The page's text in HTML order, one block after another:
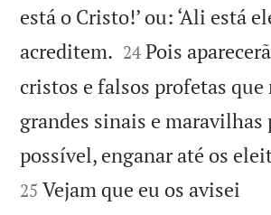
está o Cristo!’ ou: ‘Ali está
acreditem. 

24 Pois
cristos e falsos profetas
grandes sinais e maravilhas
possível, enganar até os
25 Vejam que eu os avisei